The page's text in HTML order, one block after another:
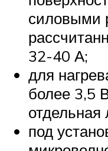
силовыми
32-40 А;
для
более 3,5
отдельная
под